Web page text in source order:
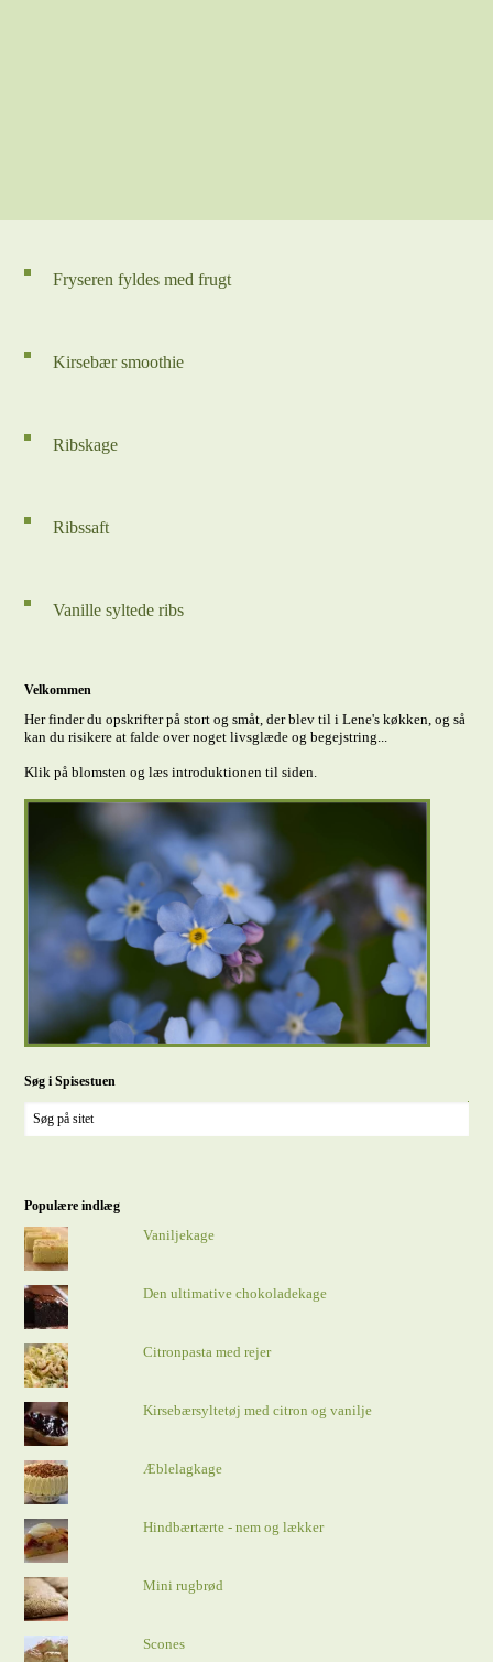
Fryseren fyldes med frugt
Kirsebær smoothie
Ribskage
Ribssaft
Vanille syltede ribs
Velkommen
Her finder du opskrifter på stort og småt, der blev til i Lene's køkken, og så
kan du risikere at falde over noget livsglæde og begejstring...
Klik på blomsten og læs introduktionen til siden.
Søg i Spisestuen
Populære indlæg
Vaniljekage
Den ultimative chokoladekage
Citronpasta med rejer
Kirsebærsyltetøj med citron og vanilje
Æblelagkage
Hindbærtærte - nem og lækker
Mini rugbrød
Scones